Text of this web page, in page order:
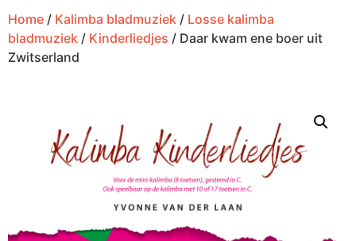
Home / Kalimba bladmuziek / Losse kalimba
bladmuziek / Kinderliedjes / Daar kwam ene boer uit
Zwitserland